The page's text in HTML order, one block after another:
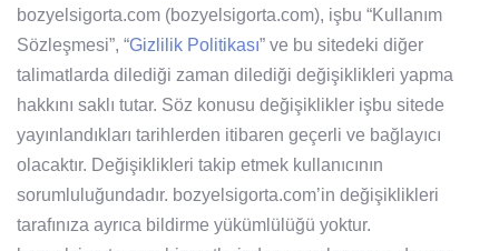
bozyelsigorta.com (bozyelsigorta.com), işbu “Kullanım
Sözleşmesi”, “Gizlilik Politikası” ve bu sitedeki diğer
talimatlarda dilediği zaman dilediği değişiklikleri yapma
hakkını saklı tutar. Söz konusu değişiklikler işbu sitede
yayınlandıkları tarihlerden itibaren geçerli ve bağlayıcı
olacaktır. Değişiklikleri takip etmek kullanıcının
sorumluluğundadır. bozyelsigorta.com’in değişiklikleri
tarafınıza ayrıca bildirme yükümlülüğü yoktur.